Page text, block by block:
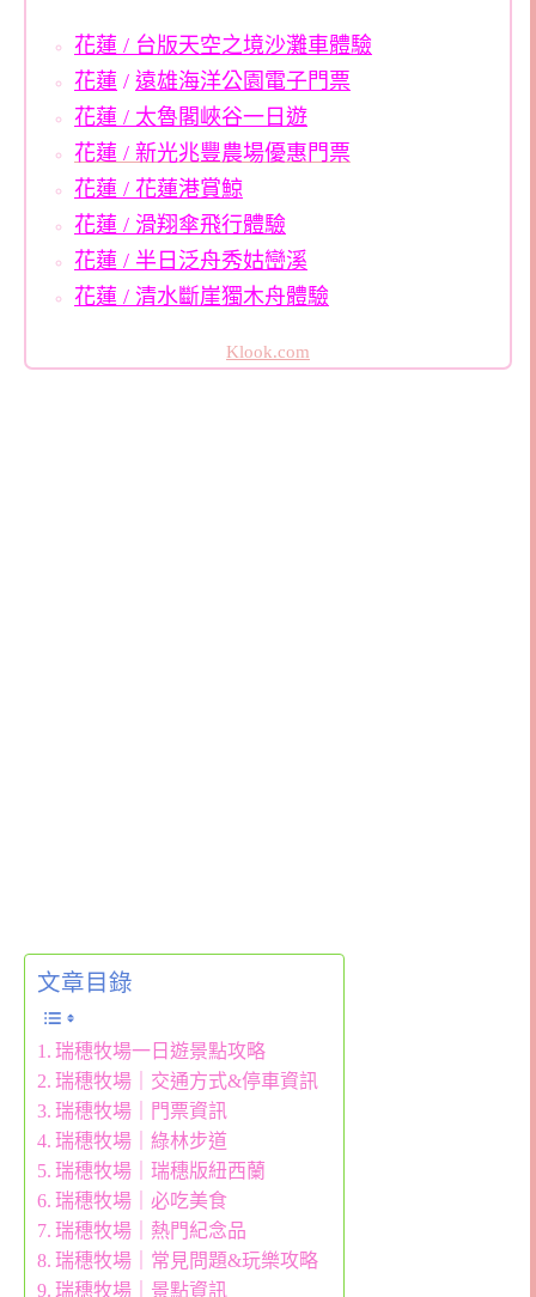
花蓮 / 台版天空之境沙灘車體驗
花蓮 / 遠雄海洋公園電子門票
花蓮 / 太魯閣峽谷一日遊
花蓮 / 新光兆豐農場優惠門票
花蓮 / 花蓮港賞鯨
花蓮 / 滑翔傘飛行體驗
花蓮 / 半日泛舟秀姑巒溪
花蓮 / 清水斷崖獨木舟體驗
Klook.com
文章目錄
瑞穗牧場一日遊景點攻略
瑞穗牧場｜交通方式&停車資訊
瑞穗牧場｜門票資訊
瑞穗牧場｜綠林步道
瑞穗牧場｜瑞穗版紐西蘭
瑞穗牧場｜必吃美食
瑞穗牧場｜熱門紀念品
瑞穗牧場｜常見問題&玩樂攻略
瑞穗牧場｜景點資訊